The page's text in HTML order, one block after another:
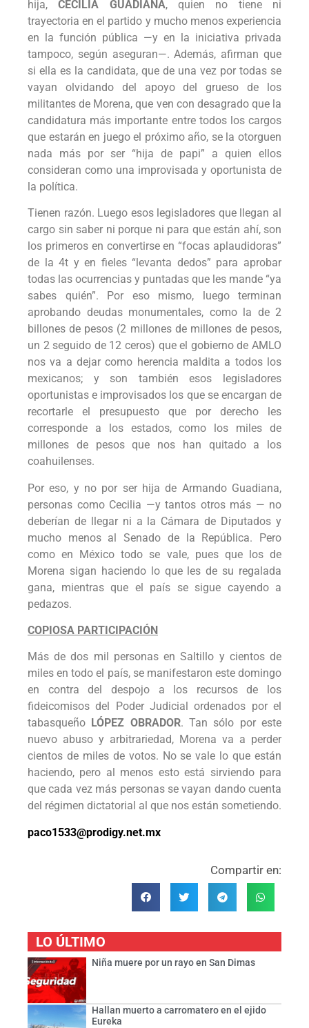
hija,CECILIA GUADIANA, quien no tiene ni
trayectoria en el partido y mucho menos experiencia
en la función pública —y en la iniciativa privada
tampoco, según aseguran—. Además, afirman que
si ella es la candidata, que de una vez por todas se
vayan olvidando del apoyo del grueso de los
militantes de Morena, que ven con desagrado que la
candidatura más importante entre todos los cargos
que estarán en juego el próximo año, se la otorguen
nada más por ser “hija de papi” a quien ellos
consideran como una improvisada y oportunista de
la política.
Tienen razón. Luego esos legisladores que llegan al
cargo sin saber ni porque ni para que están ahí, son
los primeros en convertirse en “focas aplaudidoras”
de la 4t y en fieles “levanta dedos” para aprobar
todas las ocurrencias y puntadas que les mande “ya
sabes quién”. Por eso mismo, luego terminan
aprobando deudas monumentales, como la de 2
billones de pesos (2 millones de millones de pesos,
un 2 seguido de 12 ceros) que el gobierno de AMLO
nos va a dejar como herencia maldita a todos los
mexicanos; y son también esos legisladores
oportunistas e improvisados los que se encargan de
recortarle el presupuesto que por derecho les
corresponde a los estados, como los miles de
millones de pesos que nos han quitado a los
coahuilenses.
Por eso, y no por ser hija de Armando Guadiana,
personas como Cecilia —y tantos otros más — no
deberían de llegar ni a la Cámara de Diputados y
mucho menos al Senado de la República. Pero
como en México todo se vale, pues que los de
Morena sigan haciendo lo que les de su regalada
gana, mientras que el país se sigue cayendo a
pedazos.
COPIOSA PARTICIPACIÓN
Más de dos mil personas en Saltillo y cientos de
miles en todo el país, se manifestaron este domingo
en contra del despojo a los recursos de los
fideicomisos del Poder Judicial ordenados por el
tabasqueño LÓPEZ OBRADOR. Tan sólo por este
nuevo abuso y arbitrariedad, Morena va a perder
cientos de miles de votos. No se vale lo que están
haciendo, pero al menos esto está sirviendo para
que cada vez más personas se vayan dando cuenta
del régimen dictatorial al que nos están sometiendo.
paco1533@prodigy.net.mx
Compartir en:
LO ÚLTIMO
Niña muere por un rayo en San Dimas
Hallan muerto a carromatero en el ejido
Eureka